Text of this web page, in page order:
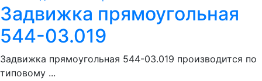
Задвижка прямоугольная
544-03.019
Задвижка прямоугольная 544-03.019 производится по
типовому ...